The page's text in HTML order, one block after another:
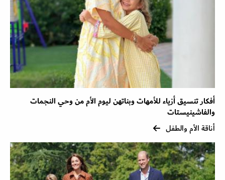
أفكار تنسيق أزياء للأمهات وبناتهن ليوم الأم من وحي النجمات
والفاشينيستات
أناقة الأم والطفل